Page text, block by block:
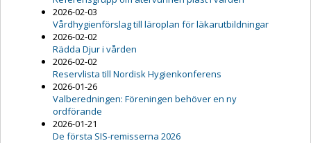
2026-02-03
Vårdhygienförslag till läroplan för läkarutbildningar
2026-02-02
Rädda Djur i vården
2026-02-02
Reservlista till Nordisk Hygienkonferens
2026-01-26
Valberedningen: Föreningen behöver en ny
ordförande
2026-01-21
De första SIS-remisserna 2026